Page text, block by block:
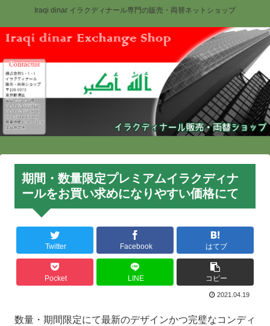
Iraqi dinar イラクディナール専門の販売・両替ネットショップ
期間・数量限定プレミアムイラクディナ
ールをお買い求めになりやすい価格にて
Twitter Facebook はてブ
Pocket LINE コピー
2021.04.19
数量・期間限定にて最新のデザインかつ完璧なコンディ